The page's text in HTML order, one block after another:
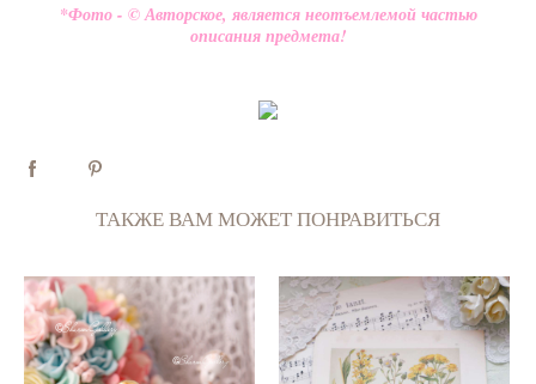
*Фото - © Авторское, является неотъемлемой частью
описания предмета!
ТАКЖЕ ВАМ МОЖЕТ ПОНРАВИТЬСЯ